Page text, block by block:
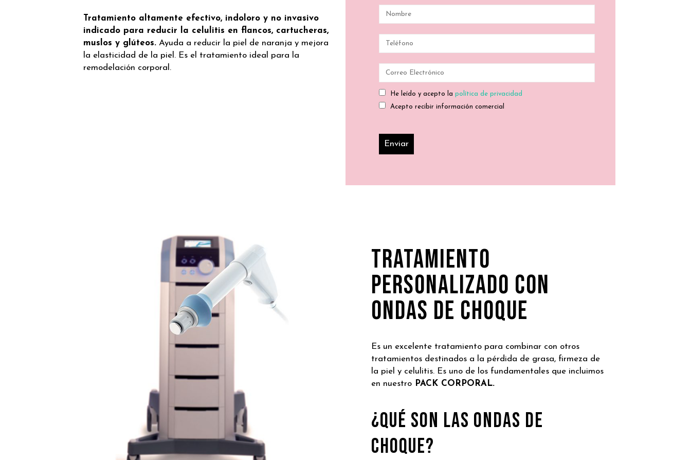
Tratamiento altamente efectivo, indoloro y no invasivo
indicado para reducir la celulitis en flancos, cartucheras,
muslos y glúteos. Ayuda a reducir la piel de naranja y mejora
la elasticidad de la piel. Es el tratamiento ideal para la
remodelación corporal.
He leído y acepto la política de privacidad
Acepto recibir información comercial
TRATAMIENTO
PERSONALIZADO CON
ONDAS DE CHOQUE
Es un excelente tratamiento para combinar con otros
tratamientos destinados a la pérdida de grasa, firmeza de
la piel y celulitis. Es uno de los fundamentales que incluimos
en nuestro PACK CORPORAL.
¿Qué son las ondas de
choque?